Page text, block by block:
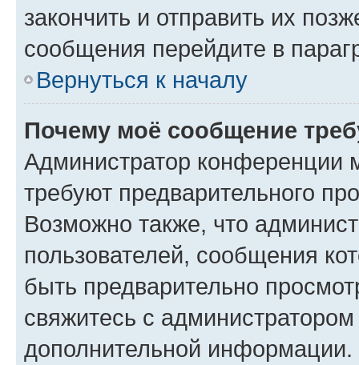
закончить и отправить их
сообщения перейдите в
Вернуться к началу
Почему моё сообщение
Администратор конференции
требуют предварительного
Возможно также, что
пользователей, сообщения
быть предварительно
свяжитесь с
дополнительной информации.